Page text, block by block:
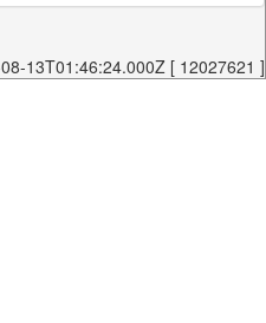
13T01:46:24.000Z [ 12027621 ]